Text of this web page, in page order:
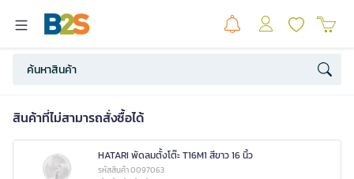
สินค้าที่ไม่สามารถสั่งซื้อได้
HATARI พัดลมตั้งโต๊ะ T16M1 สีขาว 16 นิ้ว
รหัสสินค้า 0097063